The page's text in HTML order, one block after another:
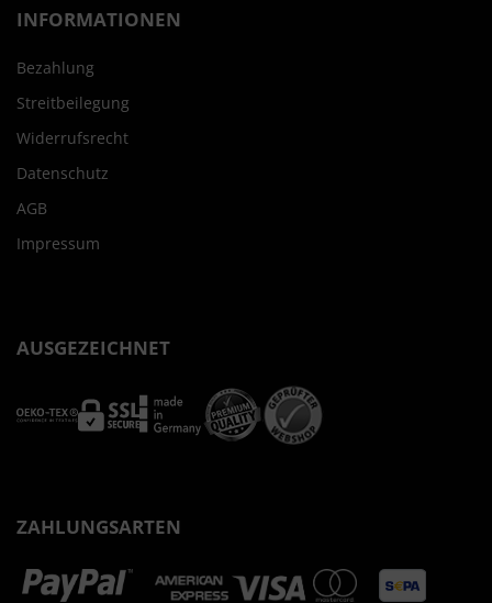
INFORMATIONEN
Bezahlung
Streitbeilegung
Widerrufsrecht
Datenschutz
AGB
Impressum
AUSGEZEICHNET
ZAHLUNGSARTEN